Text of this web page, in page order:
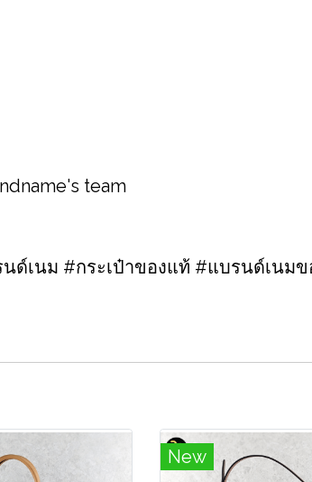
team
นด์เนม #กระเป๋าของแท้ #แบรนด์เนม
New